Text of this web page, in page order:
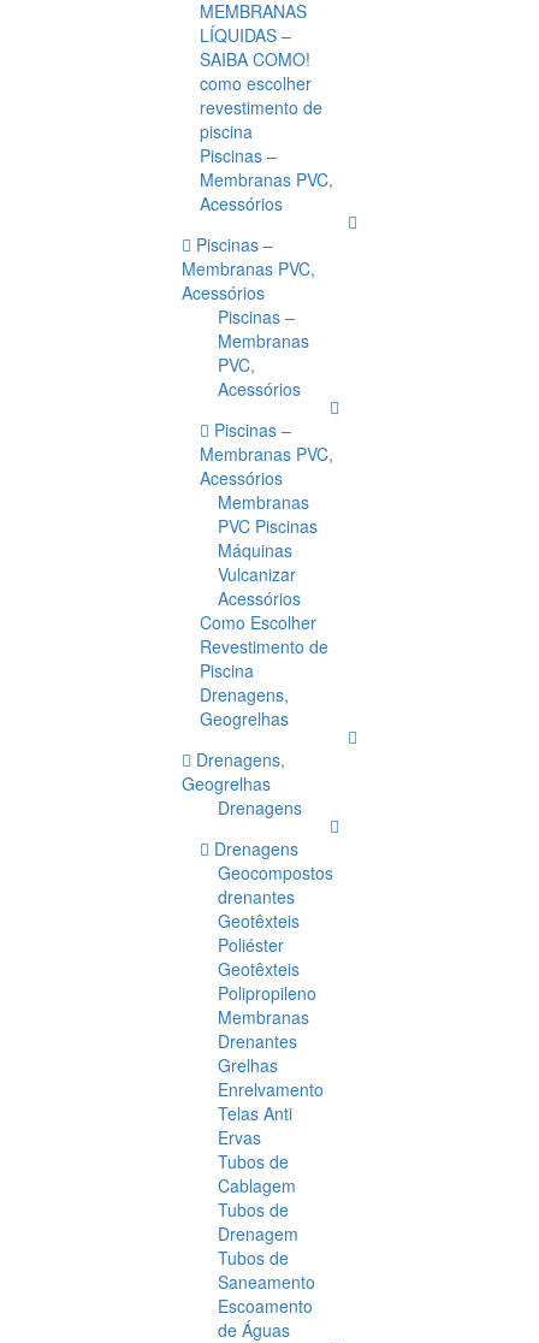
MEMBRANAS
LÍQUIDAS –
SAIBA COMO!
como escolher
revestimento de
piscina
Piscinas –
Membranas PVC,
Acessórios
Piscinas –
Membranas PVC,
Acessórios
Piscinas –
Membranas
PVC,
Acessórios
Piscinas –
Membranas PVC,
Acessórios
Membranas
PVC Piscinas
Máquinas
Vulcanizar
Acessórios
Como Escolher
Revestimento de
Piscina
Drenagens,
Geogrelhas
Drenagens,
Geogrelhas
Drenagens
Drenagens
Geocompostos
drenantes
Geotêxteis
Poliéster
Geotêxteis
Polipropileno
Membranas
Drenantes
Grelhas
Enrelvamento
Telas Anti
Ervas
Tubos de
Cablagem
Tubos de
Drenagem
Tubos de
Saneamento
Escoamento
de Águas